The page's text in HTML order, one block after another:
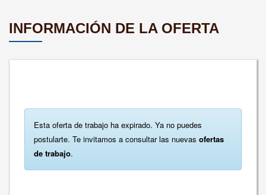
INFORMACIÓN DE LA OFERTA
Esta oferta de trabajo ha expirado. Ya no puedes
postularte. Te invitamos a consultar las nuevas ofertas
de trabajo.